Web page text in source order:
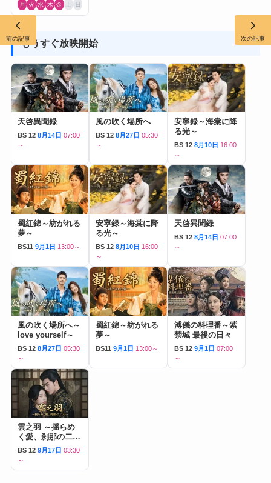
月 火 水 木 金 土 日
もうすぐ放映開始
天啓異聞録
BS 12 8月14日 07:00
～
風の吹く場所へ
BS 12 8月27日 05:30
～
安寧録～海棠に降
る光～
BS 12 8月10日 16:00
～
蜀紅錦～紡がれる
夢～
BS11 9月1日 13:00～
安寧録～海棠に降
る光～
BS 12 8月10日 16:00
～
天啓異聞録
BS 12 8月14日 07:00
～
風の吹く場所へ～
love yourself～
BS 12 8月27日 05:30
～
蜀紅錦～紡がれる
夢～
BS11 9月1日 13:00～
溥儀の料理番～紫
禁城 最後の日々
BS 12 9月1日 07:00
～
雲之羽 ～揺らめ
く愛、刹那の二人
～
BS 12 9月17日 03:30
～
前の記事 次の記事